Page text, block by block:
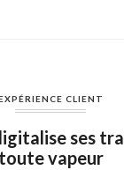
CLIENT
ses
toute vapeur